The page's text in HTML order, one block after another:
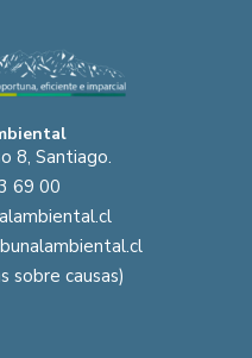
8, Santiago.
69 00
sobre causas)